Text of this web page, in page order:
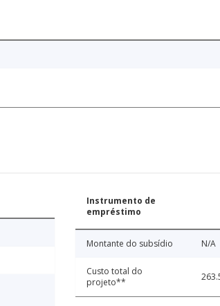
Instrumento de
empréstimo
Montante do subsídio N/A
Custo total do
projeto**